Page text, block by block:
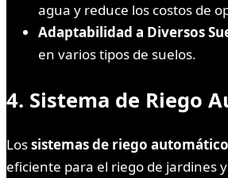
agua y reduce los costos de
Adaptabilidad a Diversos
en varios tipos de suelos.
4. Sistema de Riego
Lossistemas de riego
eficiente para el riego de jardines